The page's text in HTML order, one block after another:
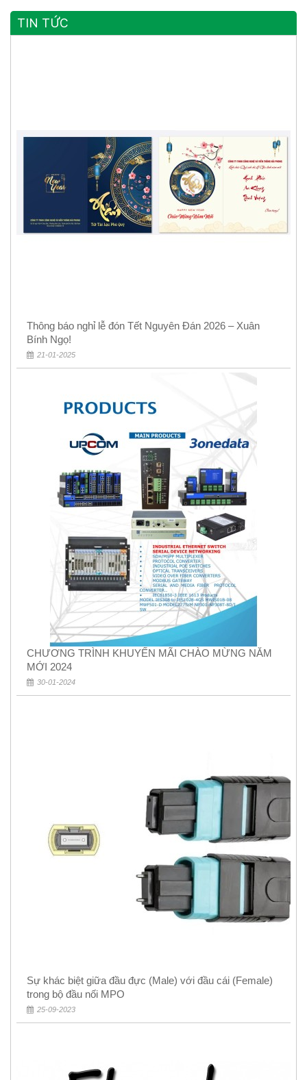
TIN TỨC
Thông báo nghỉ lễ đón Tết Nguyên Đán 2026 – Xuân
Bính Ngọ!
21-01-2025
CHƯƠNG TRÌNH KHUYẾN MÃI CHÀO MỪNG NĂM
MỚI 2024
30-01-2024
Sự khác biệt giữa đầu đực (Male) với đầu cái (Female)
trong bộ đầu nối MPO
25-09-2023